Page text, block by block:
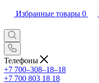
Избранные товары 0
Телефоны
+7 700‒308‒18‒18
+7 700 803 18 18